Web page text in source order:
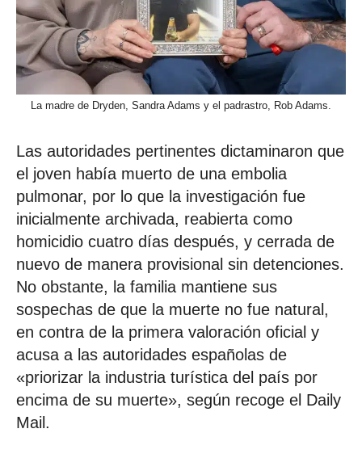
La madre de Dryden, Sandra Adams y el padrastro, Rob Adams.
Las autoridades pertinentes dictaminaron que
el joven había muerto de una embolia
pulmonar, por lo que la investigación fue
inicialmente archivada, reabierta como
homicidio cuatro días después, y cerrada de
nuevo de manera provisional sin detenciones.
No obstante, la familia mantiene sus
sospechas de que la muerte no fue natural,
en contra de la primera valoración oficial y
acusa a las autoridades españolas de
«priorizar la industria turística del país por
encima de su muerte», según recoge el Daily
Mail.